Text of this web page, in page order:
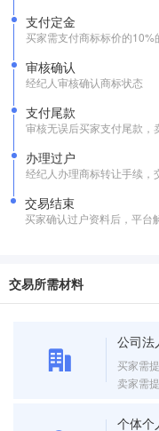
支付定金
买家需支付商标标价的10%
审核确认
经纪人审核确认商标状态
支付尾款
审核无误后买家支付尾款，
办理过户
经纪人办理商标转让手续，
交易结束
买家确认过户资料后，平台
交易所需材料
公司法
买家需
卖家需
个体个